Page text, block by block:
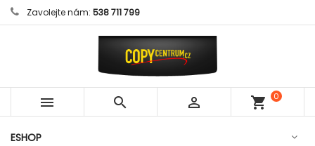
Zavolejte nám: 538 711 799
   shopping_cart
0
ESHOP